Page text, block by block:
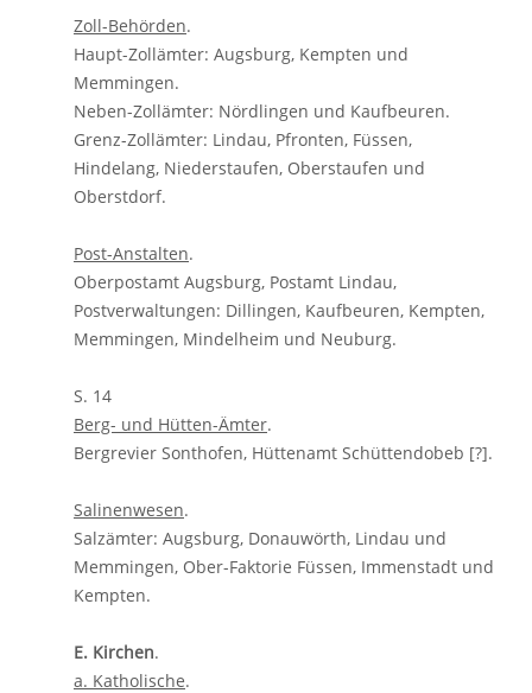
Zoll-Behörden.
Haupt-Zollämter: Augsburg, Kempten und
Memmingen.
Neben-Zollämter: Nördlingen und Kaufbeuren.
Grenz-Zollämter: Lindau, Pfronten, Füssen,
Hindelang, Niederstaufen, Oberstaufen und
Oberstdorf.
Post-Anstalten.
Oberpostamt Augsburg, Postamt Lindau,
Postverwaltungen: Dillingen, Kaufbeuren, Kempten,
Memmingen, Mindelheim und Neuburg.
S. 14
Berg- und Hütten-Ämter.
Bergrevier Sonthofen, Hüttenamt Schüttendobeb [?].
Salinenwesen.
Salzämter: Augsburg, Donauwörth, Lindau und
Memmingen, Ober-Faktorie Füssen, Immenstadt und
Kempten.
E. Kirchen.
a. Katholische.